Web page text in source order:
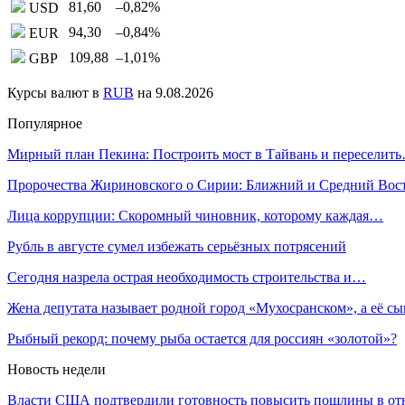
USD
81,60 –0,82%
EUR
94,30 –0,84%
GBP
109,88 –1,01%
Курсы валют в RUB на 9.08.2026
Популярное
Мирный план Пекина: Построить мост в Тайвань и
Пророчества Жириновского о Сирии: Ближний и Средний
Лица коррупции: Скоромный чиновник, которому каждая…
Рубль в августе сумел избежать серьёзных потрясений
Сегодня назрела острая необходимость строительства и…
Жена депутата называет родной город «Мухосранском», а её
Рыбный рекорд: почему рыба остается для россиян «золотой»?
Новость недели
Власти США подтвердили готовность повысить пошлины в